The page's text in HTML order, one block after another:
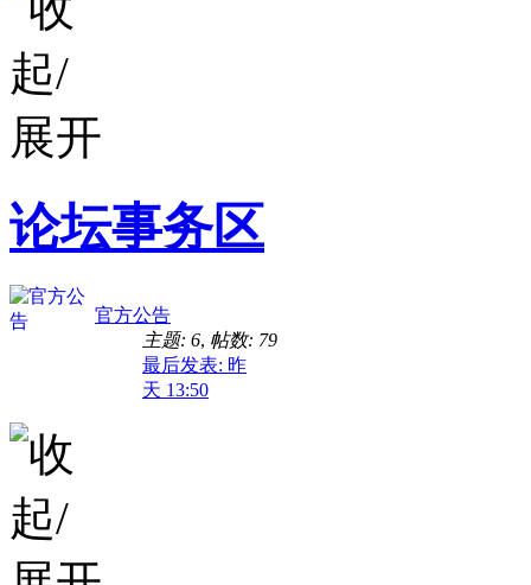
论坛事务区
官方公告
主题: 6, 帖数: 79
最后发表: 昨
天 13:50